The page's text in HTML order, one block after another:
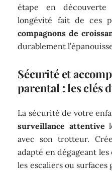
étape en découverte
longévité fait de ces
compagnons de
durablement
Sécurité et
parental : les clés
La sécurité de votre
surveillance attentive
avec son trotteur.
adapté en dégageant
les escaliers ou surfaces